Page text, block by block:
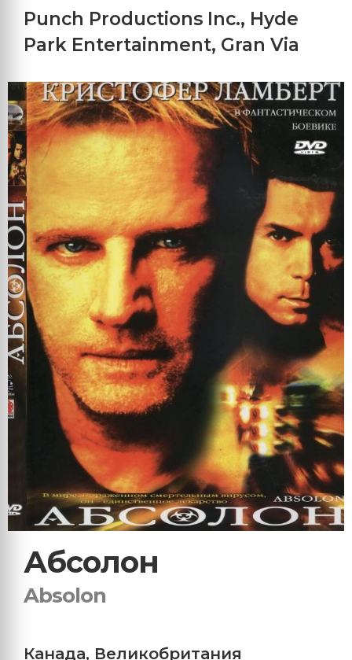
Punch Productions Inc., Hyde
Park Entertainment, Gran Via
Абсолон
Absolon
Канада, Великобритания